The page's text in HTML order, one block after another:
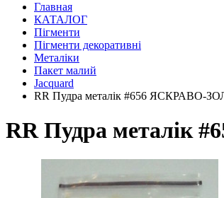
Главная
КАТАЛОГ
Пігменти
Пігменти декоративні
Металіки
Пакет малий
Jacquard
RR Пудра металік #656 ЯСКРАВО-
RR Пудра металік